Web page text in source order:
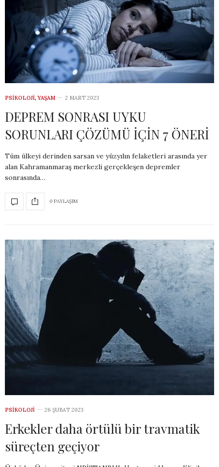
PSIKOLOJI, YAŞAM 2 MART 2023
DEPREM SONRASI UYKU
SORUNLARI ÇÖZÜMÜ İÇİN 7 ÖNERİ
Tüm ülkeyi derinden sarsan ve yüzyılın felaketleri arasında yer
alan Kahramanmaraş merkezli gerçekleşen depremler
sonrasında…
0 PAYLAŞIM
PSIKOLOJI 26 ŞUBAT 2023
Erkekler daha örtülü bir travmatik
süreçten geçiyor